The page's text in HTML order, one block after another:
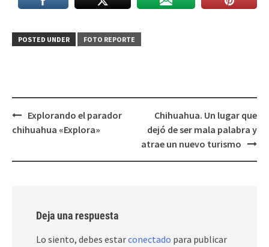
POSTED UNDER FOTO REPORTE
Post
navigation
Explorando el parador
chihuahua «Explora»
Chihuahua. Un lugar que
dejó de ser mala palabra y
atrae un nuevo turismo
Deja una respuesta
Lo siento, debes estarconectado para publicar